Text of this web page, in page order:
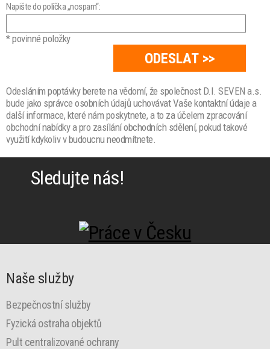
Napište do políčka „nospam“:
* povinné položky
Odesláním poptávky berete na vědomí, že společnost D.I. SEVEN a.s.
bude jako správce osobních údajů uchovávat Vaše kontaktní údaje a
další informace, které nám poskytnete, a to za účelem zpracování
obchodní nabídky a pro zasílání obchodních sdělení, pokud takové
využití kdykoliv v budoucnu neodmítnete.
Sledujte nás!
Naše služby
Bezpečnostní služby
Fyzická ostraha objektů
Pult centralizované ochrany